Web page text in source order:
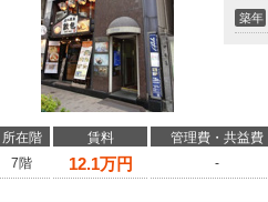
築年
所在階 賃料 管理費・共益費
7階
12.1万円 -